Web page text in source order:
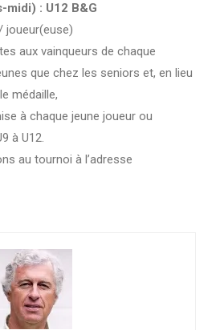
midi) : U12 B&G
joueur(euse)
aux vainqueurs de chaque
que chez les seniors et, en lieu
médaille,
à chaque jeune joueur ou
à U12.
au tournoi à l’adresse